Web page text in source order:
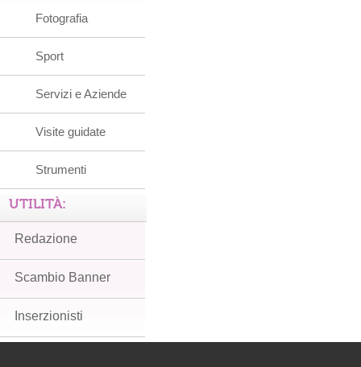
Fotografia
Sport
Servizi e Aziende
Visite guidate
Strumenti
UTILITÀ:
Redazione
Scambio Banner
Inserzionisti